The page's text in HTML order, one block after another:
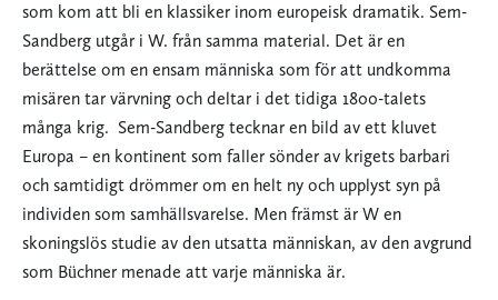
som kom att bli en klassiker inom europeisk dramatik. Sem-
Sandberg utgår i W. från samma material. Det är en
berättelse om en ensam människa som för att undkomma
misären tar värvning och deltar i det tidiga 1800-talets
många krig. Sem-Sandberg tecknar en bild av ett kluvet
Europa – en kontinent som faller sönder av krigets barbari
och samtidigt drömmer om en helt ny och upplyst syn på
individen som samhällsvarelse. Men främst är W en
skoningslös studie av den utsatta människan, av den avgrund
som Büchner menade att varje människa är.